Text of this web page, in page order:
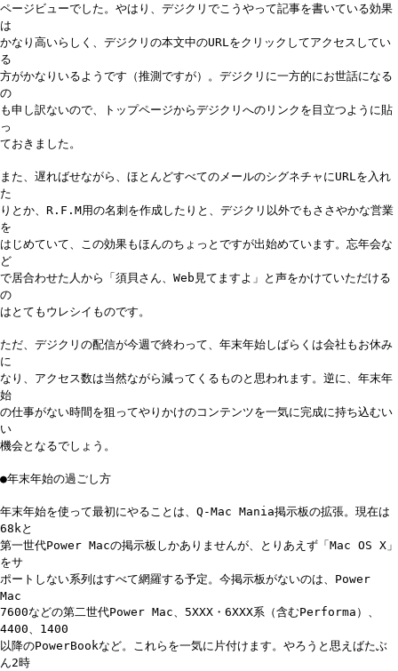
ページビューでした。やはり、デジクリでこうやって記事を書いている効果
は
かなり高いらしく、デジクリの本文中のURLをクリックしてアクセスしてい
る
方がかなりいるようです（推測ですが）。デジクリに一方的にお世話になる
の
も申し訳ないので、トップページからデジクリへのリンクを目立つように貼
っ
ておきました。
また、遅ればせながら、ほとんどすべてのメールのシグネチャにURLを入れ
た
りとか、R.F.M用の名刺を作成したりと、デジクリ以外でもささやかな営業
を
はじめていて、この効果もほんのちょっとですが出始めています。忘年会な
ど
で居合わせた人から「須貝さん、Web見てますよ」と声をかけていただける
の
はとてもウレシイものです。
ただ、デジクリの配信が今週で終わって、年末年始しばらくは会社もお休み
に
なり、アクセス数は当然ながら減ってくるものと思われます。逆に、年末年
始
の仕事がない時間を狙ってやりかけのコンテンツを一気に完成に持ち込むい
い
機会となるでしょう。
●年末年始の過ごし方
年末年始を使って最初にやることは、Q-Mac Mania掲示板の拡張。現在は
68kと
第一世代Power Macの掲示板しかありませんが、とりあえず「Mac OS X」
をサ
ポートしない系列はすべて網羅する予定。今掲示板がないのは、Power
Mac
7600などの第二世代Power Mac、5XXX・6XXX系（含むPerforma）、
4400、1400
以降のPowerBookなど。これらを一気に片付けます。やろうと思えばたぶ
ん2時